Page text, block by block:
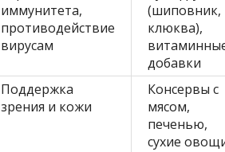
иммунитета,
противодействие
вирусам
(шиповник,
клюква),
добавки
Поддержка
зрения и кожи
Консервы с
мясом,
печенью,
сухие